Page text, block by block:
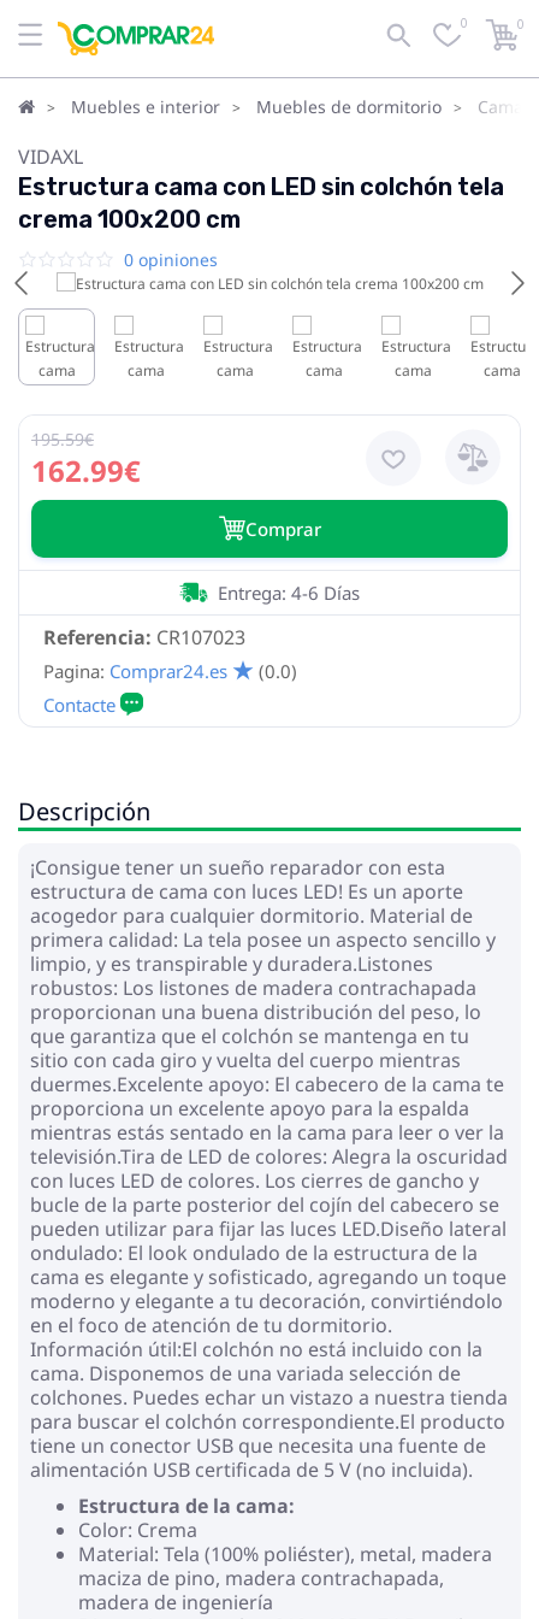
0 0
Muebles e interior Muebles de dormitorio Camas
VIDAXL
Estructura cama con LED sin colchón tela
crema 100x200 cm
0 opiniones
162.99€
195.59€
Сomprar
Referencia: CR107023
Entrega: 4-6 Días
Pagina: Comprar24.es (0.0)
Descripción
¡Consigue tener un sueño reparador con esta
estructura de cama con luces LED! Es un aporte
acogedor para cualquier dormitorio. Material de
primera calidad: La tela posee un aspecto sencillo y
limpio, y es transpirable y duradera.Listones
robustos: Los listones de madera contrachapada
proporcionan una buena distribución del peso, lo
que garantiza que el colchón se mantenga en tu
sitio con cada giro y vuelta del cuerpo mientras
duermes.Excelente apoyo: El cabecero de la cama te
proporciona un excelente apoyo para la espalda
mientras estás sentado en la cama para leer o ver la
televisión.Tira de LED de colores: Alegra la oscuridad
con luces LED de colores. Los cierres de gancho y
bucle de la parte posterior del cojín del cabecero se
pueden utilizar para fijar las luces LED.Diseño lateral
ondulado: El look ondulado de la estructura de la
cama es elegante y sofisticado, agregando un toque
moderno y elegante a tu decoración, convirtiéndolo
en el foco de atención de tu dormitorio.
Información útil:El colchón no está incluido con la
cama. Disponemos de una variada selección de
colchones. Puedes echar un vistazo a nuestra tienda
para buscar el colchón correspondiente.El producto
tiene un conector USB que necesita una fuente de
alimentación USB certificada de 5 V (no incluida).
Estructura de la cama:
Color: Crema
Material: Tela (100% poliéster), metal, madera
maciza de pino, madera contrachapada,
madera de ingeniería